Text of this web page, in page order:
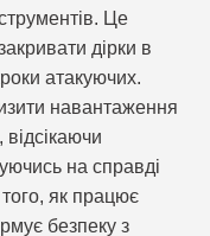
Це
дірки в
атакуючих.
навантаження
на справді
як працює
безпеку з